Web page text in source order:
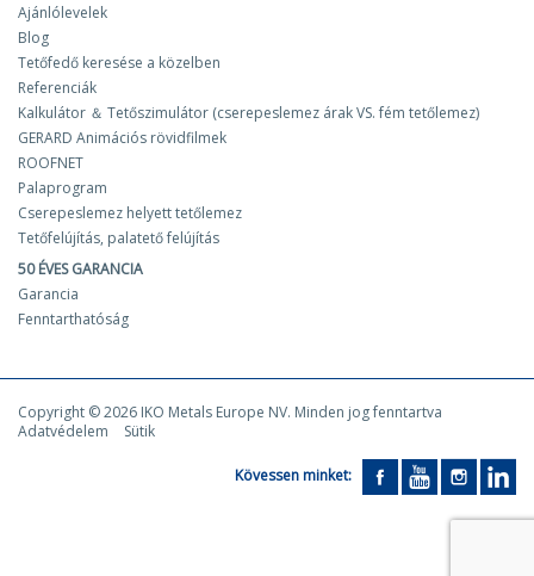
Ajánlólevelek
Blog
Tetőfedő keresése a közelben
Referenciák
Kalkulátor ＆ Tetőszimulátor (cserepeslemez árak VS. fém tetőlemez)
GERARD Animációs rövidfilmek
ROOFNET
Palaprogram
Cserepeslemez helyett tetőlemez
Tetőfelújítás, palatető felújítás
50 ÉVES GARANCIA
Garancia
Fenntarthatóság
Copyright © 2026 IKO Metals Europe NV. Minden jog fenntartva
Adatvédelem
Sütik
Kövessen minket: